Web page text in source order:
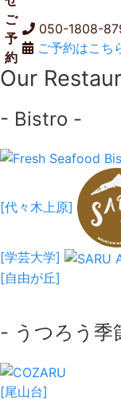
ご
予
約
050-1808-
ご予約はこち
Our
- Bistro -
[代々木上原]
[学芸大学]
[自由が丘]
- うつろう季
[尾山台]